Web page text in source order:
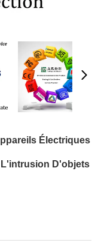
Électriques
L'intrusion D'objets